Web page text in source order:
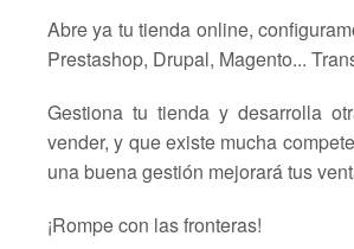
Abre ya tu tienda online,
Prestashop, Drupal, Magento...
Gestiona tu tienda y desarrolla
vender, y que existe mucha
una buena gestión mejorará tus
¡Rompe con las fronteras!